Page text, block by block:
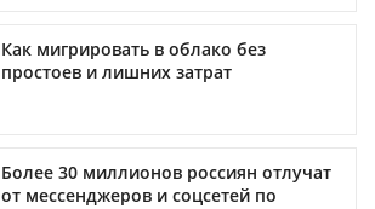
Как мигрировать в облако без
простоев и лишних затрат
Более 30 миллионов россиян отлучат
от мессенджеров и соцсетей по